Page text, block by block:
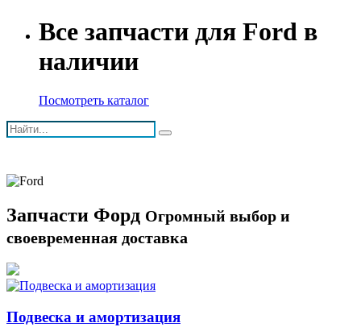
Все запчасти для Ford в
наличии
Посмотреть каталог
Запчасти Форд Огромный выбор и
своевременная доставка
Подвеска и амортизация